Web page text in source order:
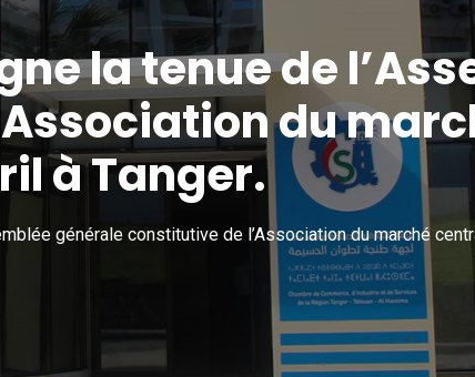
la tenue de
du
à Tanger.
générale constitutive de l’Association du marché